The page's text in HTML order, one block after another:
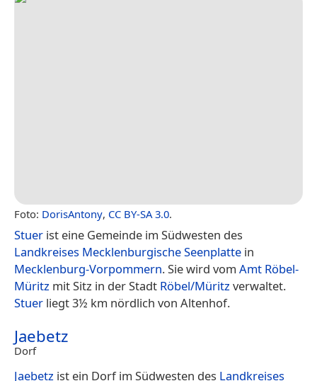
Foto: DorisAntony, CC BY-SA 3.0.
Stuer ist eine Gemeinde im Südwesten des
Landkreises Mecklenburgische Seenplatte in
Mecklenburg-Vorpommern. Sie wird vom Amt Röbel-
Müritz mit Sitz in der Stadt Röbel/Müritz verwaltet.
Stuer liegt 3½ km nördlich von Altenhof.
Jaebetz
Dorf
Jaebetz ist ein Dorf im Südwesten des Landkreises